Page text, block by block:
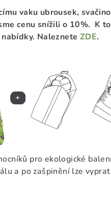
vaku ubrousek,
cenu snížili o 10%. K
Naleznete ZDE.
pro ekologické
a po zašpinění lze